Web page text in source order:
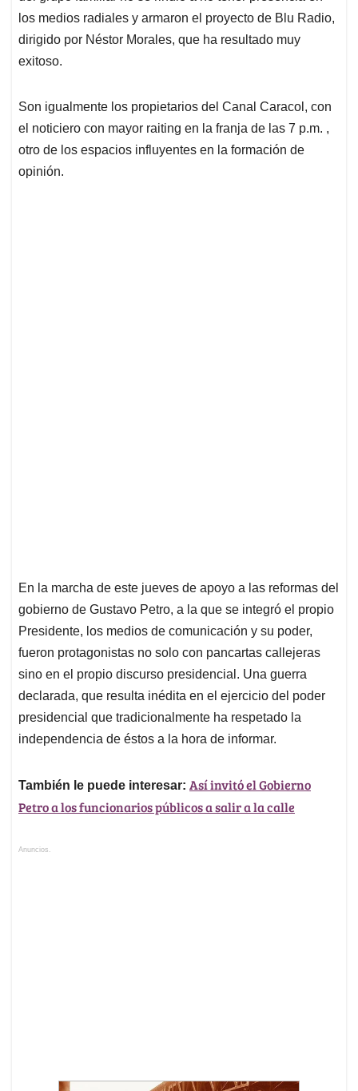
los medios radiales y armaron el proyecto de Blu Radio,
dirigido por Néstor Morales, que ha resultado muy
exitoso.
Son igualmente los propietarios del Canal Caracol, con
el noticiero con mayor raiting en la franja de las 7 p.m. ,
otro de los espacios influyentes en la formación de
opinión.
En la marcha de este jueves de apoyo a las reformas del
gobierno de Gustavo Petro, a la que se integró el propio
Presidente, los medios de comunicación y su poder,
fueron protagonistas no solo con pancartas callejeras
sino en el propio discurso presidencial. Una guerra
declarada, que resulta inédita en el ejercicio del poder
presidencial que tradicionalmente ha respetado la
independencia de éstos a la hora de informar.
También le puede interesar: Así invitó el Gobierno
Petro a los funcionarios públicos a salir a la calle
Anuncios.